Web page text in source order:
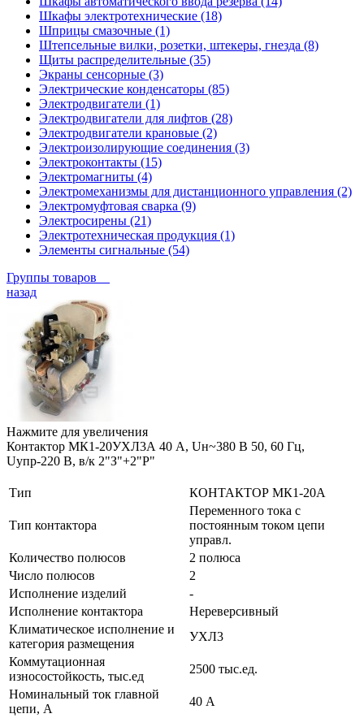
Шкафы электротехнические (18)
Шприцы смазочные (1)
Штепсельные вилки, розетки, штекеры, гнезда (8)
Щиты распределительные (35)
Экраны сенсорные (3)
Электрические конденсаторы (85)
Электродвигатели (1)
Электродвигатели для лифтов (28)
Электродвигатели крановые (2)
Электроизолирующие соединения (3)
Электроконтакты (15)
Электромагниты (4)
Электромеханизмы для дистанционного управления (2)
Электромуфтовая сварка (9)
Электросирены (21)
Электротехническая продукция (1)
Элементы сигнальные (54)
Группы товаров
назад
Нажмите для увеличения
Контактор МК1-20УХЛ3А 40 А, Uн~380 В 50, 60 Гц,
Uупр-220 В, в/к 2"З"+2"Р"
Тип КОНТАКТОР МК1-20А
Тип контактора
Переменного тока с
постоянным током цепи
управл.
Количество полюсов
2 полюса
Число полюсов
2
Исполнение изделий
-
Исполнение контактора
Нереверсивный
Климатическое исполнение и
категория размещения
УХЛ3
Коммутационная
износостойкость, тыс.ед
2500 тыс.ед.
Номинальный ток главной
цепи, А
40 А